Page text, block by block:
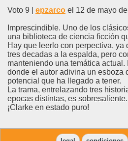
Voto 9 | epzarco el 12 de mayo
Imprescindible. Uno de los
una biblioteca de ciencia ficción
Hay que leerlo con perpectiva, ya
tres decadas a la espalda, pero
manteniendo una temática
donde el autor adivina un esboza
potencial que ha llegado a tener.
La trama, entrelazando tres
epocas distintas, es sobresaliente.
¡Clarke en estado puro!